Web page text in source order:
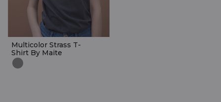
Multicolor Strass T-
Shirt By Maite